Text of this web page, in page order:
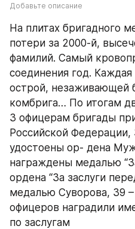
Добавьте описание
На плитах бригадного
потери за 2000-й,
фамилий. Самый
соединения год. Каждая
острой, незаживающей
комбрига… По итогам
3 офицерам бригады
Российской
удостоены ор- дена
награждены медалью
ордена “За заслуги
медалью Суворова, 39
офицеров наградили
по заслугам